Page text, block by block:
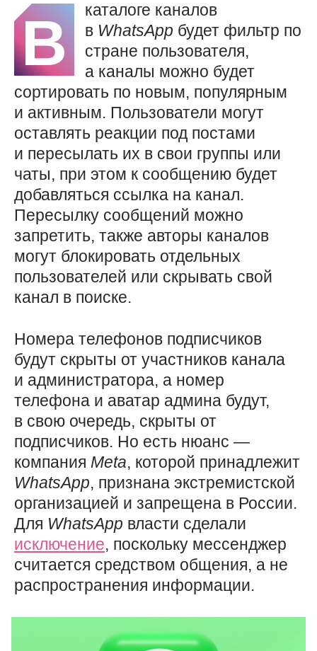
В
каталоге каналов
в WhatsApp будет фильтр по
стране пользователя,
а каналы можно будет
сортировать по новым, популярным
и активным. Пользователи могут
оставлять реакции под постами
и пересылать их в свои группы или
чаты, при этом к сообщению будет
добавляться ссылка на канал.
Пересылку сообщений можно
запретить, также авторы каналов
могут блокировать отдельных
пользователей или скрывать свой
канал в поиске.
Номера телефонов подписчиков
будут скрыты от участников канала
и администратора, а номер
телефона и аватар админа будут,
в свою очередь, скрыты от
подписчиков. Но есть нюанс —
компания Meta, которой принадлежит
WhatsApp, признана экстремистской
организацией и запрещена в России.
Для WhatsApp власти сделали
исключение, поскольку мессенджер
считается средством общения, а не
распространения информации.